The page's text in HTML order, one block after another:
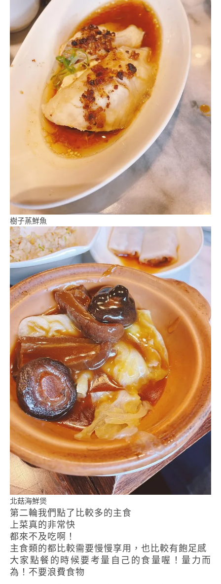
樹子蒸鮮魚
北菇海鮮煲
第二輪我們點了比較多的主食
上菜真的非常快
都來不及吃啊！
主食類的都比較需要慢慢享用，也比較有飽足感
大家點餐的時候要考量自己的食量喔！量力而
為！不要浪費食物